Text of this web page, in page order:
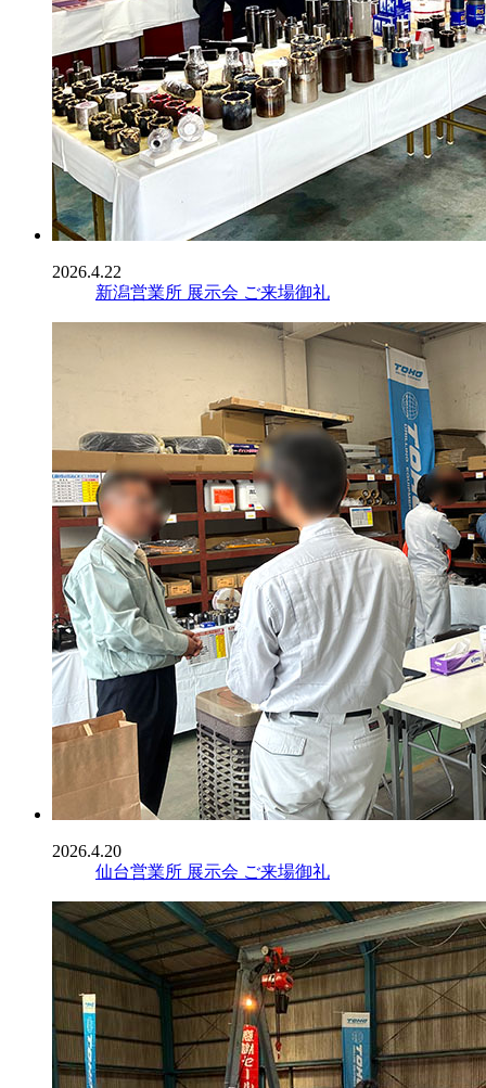
2026.4.22
新潟営業所 展示会 ご来場御礼
2026.4.20
仙台営業所 展示会 ご来場御礼